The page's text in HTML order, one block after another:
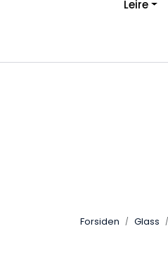
Leire
Forsiden Glass